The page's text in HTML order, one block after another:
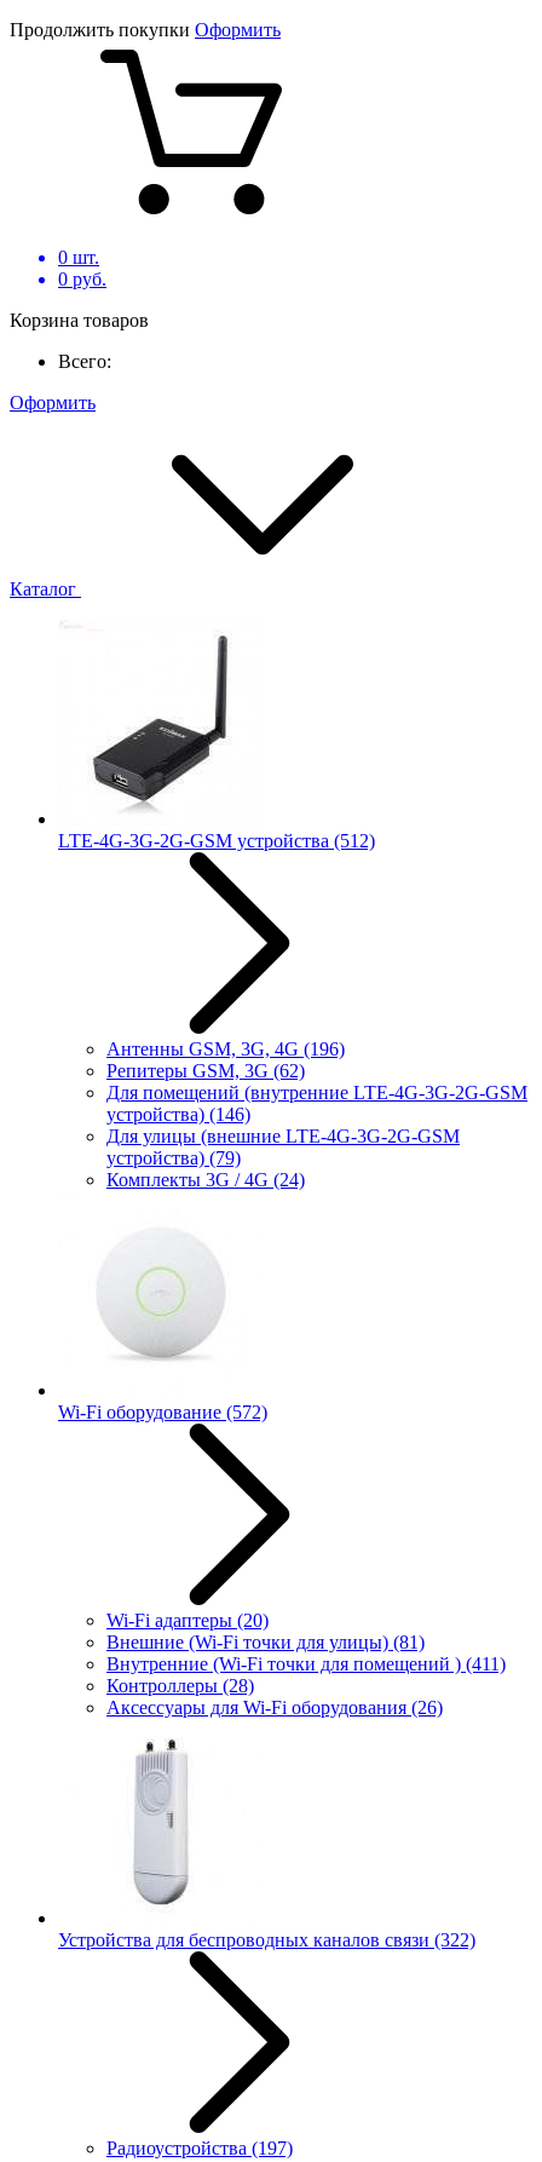
Продолжить покупки Оформить
0 шт.
0 руб.
Корзина товаров
Всего:
Оформить
Каталог
LTE-4G-3G-2G-GSM устройства (512)
Антенны GSM, 3G, 4G (196)
Репитеры GSM, 3G (62)
Для помещений (внутренние LTE-4G-3G-2G-GSM
устройства) (146)
Для улицы (внешние LTE-4G-3G-2G-GSM
устройства) (79)
Комплекты 3G / 4G (24)
Wi-Fi оборудование (572)
Wi-Fi адаптеры (20)
Внешние (Wi-Fi точки для улицы) (81)
Внутренние (Wi-Fi точки для помещений ) (411)
Контроллеры (28)
Аксессуары для Wi-Fi оборудования (26)
Устройства для беспроводных каналов связи (322)
Радиоустройства (197)